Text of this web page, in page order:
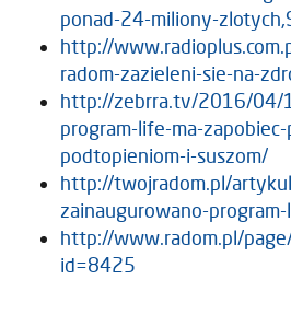
ponad-24-miliony-
http://
radom-zazieleni-sie-na-
http://zebrra.tv/2016/04/
program-life-ma-
podtopieniom-i-suszom/
http://twojradom.pl/
zainaugurowano-
http://www.radom.pl/
id=8425